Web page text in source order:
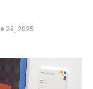
28, 2025